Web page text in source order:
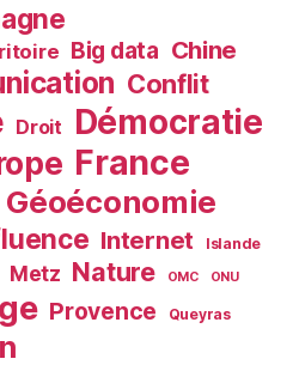
Big data Chine
Conflit
Droit Démocratie
France
Géoéconomie
Internet Islande
Metz Nature OMC ONU
Provence Queyras